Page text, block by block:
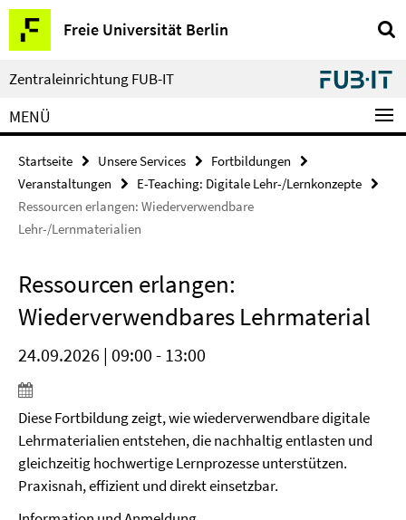
Springe
direkt
zu
Inhalt
Freie Universität Berlin
Service-
Navigation
Zentraleinrichtung FUB-IT
MENÜ
Startseite Unsere Services
Fortbildungen
Veranstaltungen
E-Teaching: Digitale Lehr-/Lernkonzepte
Ressourcen erlangen: Wiederverwendbare
Lehr-/Lernmaterialien
Ressourcen erlangen:
Wiederverwendbares Lehrmaterial
24.09.2026 | 09:00 - 13:00
Diese Fortbildung zeigt, wie wiederverwendbare digitale
Lehrmaterialien entstehen, die nachhaltig entlasten und
gleichzeitig hochwertige Lernprozesse unterstützen.
Praxisnah, effizient und direkt einsetzbar.